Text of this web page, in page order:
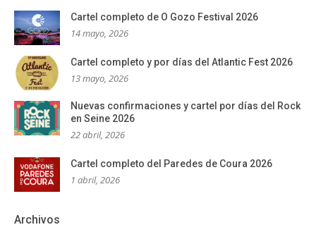
Cartel completo de O Gozo Festival 2026
14 mayo, 2026
Cartel completo y por días del Atlantic Fest 2026
13 mayo, 2026
Nuevas confirmaciones y cartel por días del Rock
en Seine 2026
22 abril, 2026
Cartel completo del Paredes de Coura 2026
1 abril, 2026
Archivos